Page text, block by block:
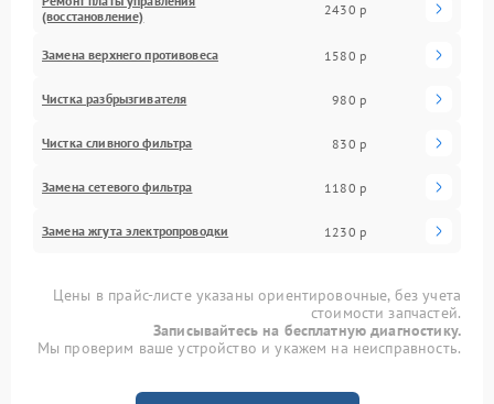
(восстановление)
2430 р
Замена верхнего противовеса 1580 р
Чистка разбрызгивателя 980 р
Чистка сливного фильтра 830 р
Замена сетевого фильтра 1180 р
Замена жгута электропроводки 1230 р
Цены в прайс-листе указаны ориентировочные, без учета
стоимости запчастей.
Записывайтесь на бесплатную диагностику.
Мы проверим ваше устройство и укажем на неисправность.